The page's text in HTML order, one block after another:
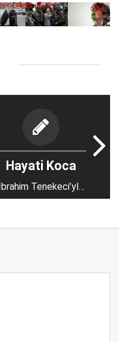
Hayati Koca
İbrahim Tenekeci’yle
Aynı Göğün Altında